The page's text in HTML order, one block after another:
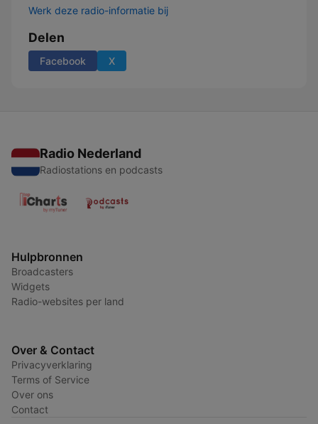
Werk deze radio-informatie bij
Delen
Facebook X
Radio Nederland
Radiostations en podcasts
Hulpbronnen
Broadcasters
Widgets
Radio-websites per land
Over & Contact
Privacyverklaring
Terms of Service
Over ons
Contact